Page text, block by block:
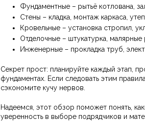
Фундаментные – рытьё котлована,
Стены – кладка, монтаж каркаса,
Кровельные – установка стропил,
Отделочные – штукатурка, малярные
Инженерные – прокладка труб,
Секрет прост: планируйте каждый этап,
фундаментах. Если следовать этим
сэкономите кучу нервов.
Надеемся, этот обзор поможет понять,
уверенность в выборе подрядчиков и